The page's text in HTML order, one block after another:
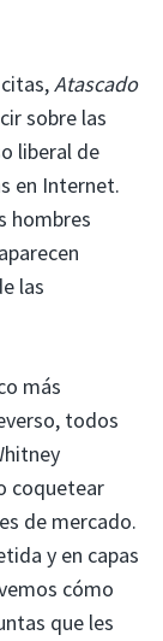
Atascado
sobre las
liberal de
en Internet.
hombres
las
más
todos
coquetear
de mercado.
y en capas
cómo
que les